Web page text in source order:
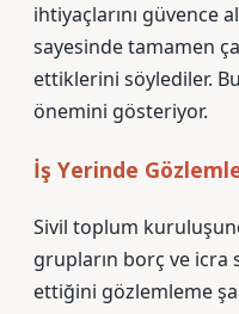
ihtiyaçlarını güvence
sayesinde tamamen
ettiklerini söylediler.
önemini gösteriyor.
İş Yerinde
Sivil toplum
grupların borç ve icra
ettiğini gözlemleme